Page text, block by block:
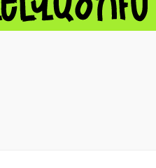
+0.11
+0.04